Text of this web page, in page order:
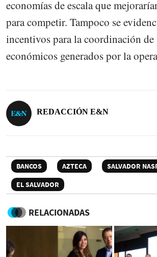
economías de escala que
para competir. Tampoco se
incentivos para la coordinación de
económicos generados por la
REDACCIÓN E&N
BANCOS AZTECA
SALVADOR
EL SALVADOR
RELACIONADAS